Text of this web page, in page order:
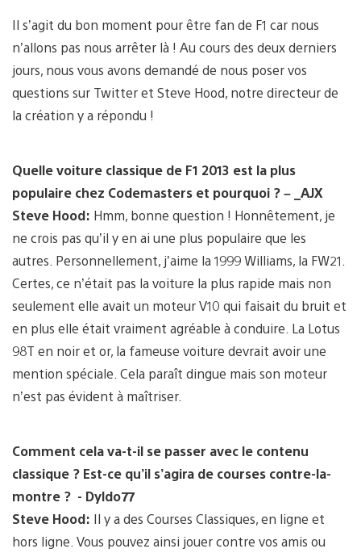
Il s’agit du bon moment pour être fan de F1 car nous
n’allons pas nous arrêter là ! Au cours des deux derniers
jours, nous vous avons demandé de nous poser vos
questions sur Twitter et Steve Hood, notre directeur de
la création y a répondu !
Quelle voiture classique de F1 2013 est la plus
populaire chez Codemasters et pourquoi ?– _AJX
Steve Hood: Hmm, bonne question ! Honnêtement, je
ne crois pas qu’il y en ai une plus populaire que les
autres. Personnellement, j’aime la 1999 Williams, la FW21.
Certes, ce n’était pas la voiture la plus rapide mais non
seulement elle avait un moteur V10 qui faisait du bruit et
en plus elle était vraiment agréable à conduire. La Lotus
98T en noir et or, la fameuse voiture devrait avoir une
mention spéciale. Cela paraît dingue mais son moteur
n’est pas évident à maîtriser.
Comment cela va-t-il se passer avec le contenu
classique ? Est-ce qu’il s’agira de courses contre-la-
montre ? - Dyldo77
Steve Hood: Il y a des Courses Classiques, en ligne et
hors ligne. Vous pouvez ainsi jouer contre vos amis ou